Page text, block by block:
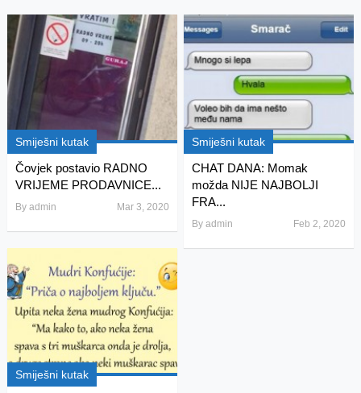
Smiješni kutak
Čovjek postavio RADNO
VRIJEME PRODAVNICE...
By admin Mar 3, 2020
Smiješni kutak
CHAT DANA: Momak
možda NIJE NAJBOLJI
FRA...
Byadmin Feb 2, 2020
Smiješni kutak